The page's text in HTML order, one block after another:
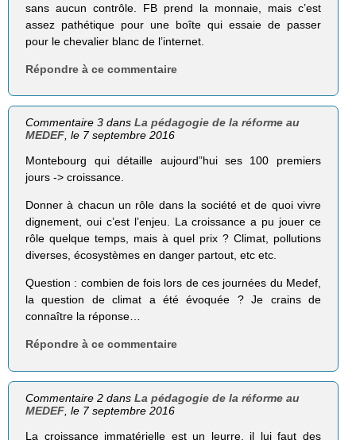
sans aucun contrôle. FB prend la monnaie, mais c’est
assez pathétique pour une boîte qui essaie de passer
pour le chevalier blanc de l’internet.
Répondre à ce commentaire
Commentaire 3 dansLa pédagogie de la réforme au
MEDEF , le 7 septembre 2016
Montebourg qui détaille aujourd”hui ses 100 premiers
jours -> croissance.
Donner à chacun un rôle dans la société et de quoi vivre
dignement, oui c’est l’enjeu. La croissance a pu jouer ce
rôle quelque temps, mais à quel prix ? Climat, pollutions
diverses, écosystèmes en danger partout, etc etc.
Question : combien de fois lors de ces journées du Medef,
la question de climat a été évoquée ? Je crains de
connaître la réponse…
Répondre à ce commentaire
Commentaire 2 dansLa pédagogie de la réforme au
MEDEF , le 7 septembre 2016
La croissance immatérielle est un leurre, il lui faut des